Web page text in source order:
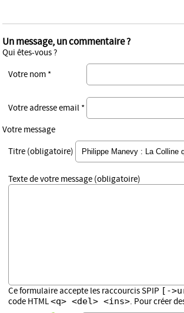
Un message, un commentaire ?
Qui êtes-vous ?
Votre nom *
Votre adresse email *
Votre message
Titre (obligatoire)
Texte de votre message (obligatoire)
Ce formulaire accepte les raccourcis SPIP [-
code HTML<q> <del> <ins>. Pour créer